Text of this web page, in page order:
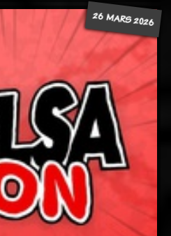
26 MARS 2026